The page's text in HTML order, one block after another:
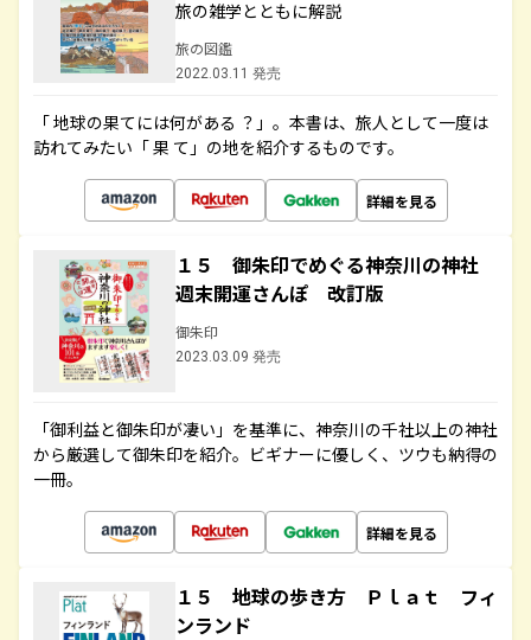
旅の雑学とともに解説
旅の図鑑
2022.03.11 発売
「 地球の果てには何がある ？」。本書は、旅人として一度は
訪れてみたい「 果 て」の地を紹介するものです。
詳細を見る
１５ 御朱印でめぐる神奈川の神社
週末開運さんぽ 改訂版
御朱印
2023.03.09 発売
「御利益と御朱印が凄い」を基準に、神奈川の千社以上の神社
から厳選して御朱印を紹介。ビギナーに優しく、ツウも納得の
一冊。
詳細を見る
１５ 地球の歩き方 Ｐｌａｔ フィ
ンランド